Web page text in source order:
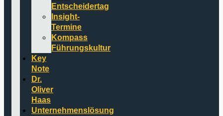
Entscheidertag
Insight-
Termine
Kompass
Führungskultur
Key
Note
Dr.
Oliver
Haas
Unternehmenslösung